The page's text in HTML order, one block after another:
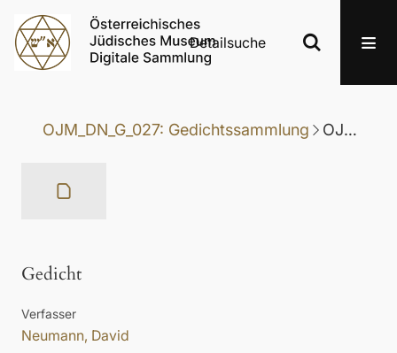
Detailsuche
OJM_DN_G_027: Gedichtssammlung OJM_DN_G_027-092: Gedicht
Gedicht
Verfasser
Neumann, David